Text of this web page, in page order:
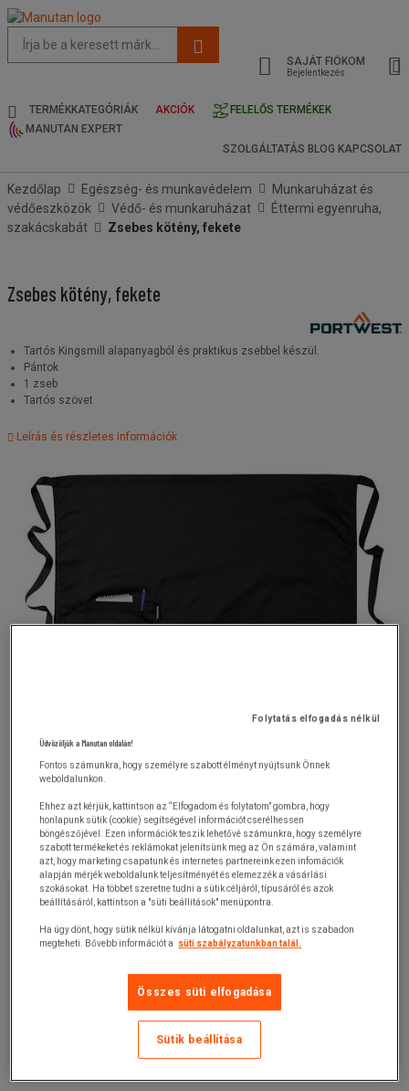
oldal
és
keresési
SAJÁT FIÓKOM
Bejelentkezés
TERMÉKKATEGÓRIÁK AKCIÓK
FELELŐS TERMÉKEK
MANUTAN EXPERT
SZOLGÁLTATÁS BLOG KAPCSOLAT
Kezdőlap Egészség- és munkavédelem
Munkaruházat és
védőeszközök
Védő- és munkaruházat
Éttermi egyenruha,
szakácskabát
Zsebes kötény, fekete
Zsebes kötény, fekete
Tartós Kingsmill alapanyagból és praktikus zsebbel készül.
Pántok
1 zseb
Tartós szövet
Leírás és részletes információk
2 680,00 Ft+ÁFA
darab
125400295MR
Ajánlatkérés
Folytatás elfogadás nélkül
Üdvözöljük a Manutan oldalán!
Fontos számunkra, hogy személyre szabott élményt nyújtsunk Önnek
weboldalunkon.
Ehhez azt kérjük, kattintson az “Elfogadom és folytatom” gombra, hogy
honlapunk sütik (cookie) segítségével információt cserélhessen
böngészőjével. Ezen információk teszik lehetővé számunkra, hogy személyre
szabott termékeket és reklámokat jelenítsünk meg az Ön számára, valamint
azt, hogy marketing csapatunk és internetes partnereink ezen infomációk
alapján mérjék weboldalunk teljesítményét és elemezzék a vásárlási
szokásokat. Ha többet szeretne tudni a sütik céljáról, típusáról és azok
beállításáról, kattintson a "süti beállítások" menüpontra.
Ha úgy dönt, hogy sütik nélkül kívánja látogatni oldalunkat, azt is szabadon
megteheti. Bővebb információt a
süti szabályzatunkban talál.
Összes süti elfogadása
Sütik beállítása